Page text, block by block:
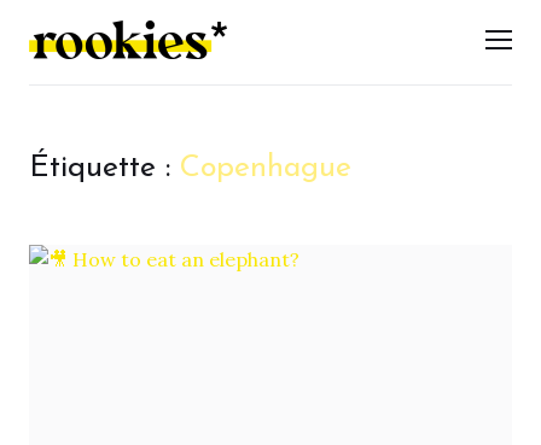
LES ROOKIES
Étiquette : Copenhague